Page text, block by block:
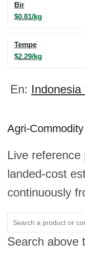
Bir
$0.81/kg
Tempe
$2.29/kg
En:
Agri-
Live
landed-cost
continuously
Search above